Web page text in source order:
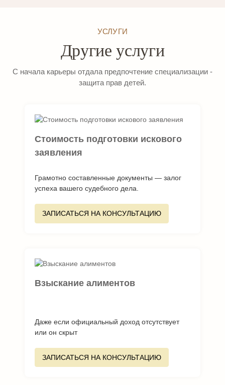
УСЛУГИ
Другие услуги
С начала карьеры отдала предпочтение специализации -
защита прав детей.
Стоимость подготовки искового
заявления
Грамотно составленные документы — залог
успеха вашего судебного дела.
ЗАПИСАТЬСЯ НА КОНСУЛЬТАЦИЮ
Взыскание алиментов
Даже если официальный доход отсутствует
или он скрыт
ЗАПИСАТЬСЯ НА КОНСУЛЬТАЦИЮ